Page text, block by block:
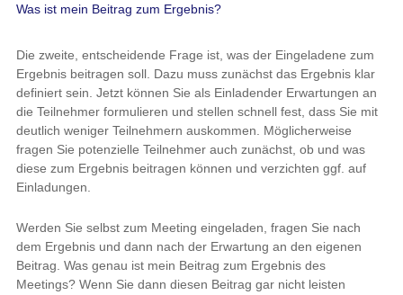
Was ist mein Beitrag zum Ergebnis?
Die zweite, entscheidende Frage ist, was der Eingeladene zum
Ergebnis beitragen soll. Dazu muss zunächst das Ergebnis klar
definiert sein. Jetzt können Sie als Einladender Erwartungen an
die Teilnehmer formulieren und stellen schnell fest, dass Sie mit
deutlich weniger Teilnehmern auskommen. Möglicherweise
fragen Sie potenzielle Teilnehmer auch zunächst, ob und was
diese zum Ergebnis beitragen können und verzichten ggf. auf
Einladungen.
Werden Sie selbst zum Meeting eingeladen, fragen Sie nach
dem Ergebnis und dann nach der Erwartung an den eigenen
Beitrag. Was genau ist mein Beitrag zum Ergebnis des
Meetings? Wenn Sie dann diesen Beitrag gar nicht leisten